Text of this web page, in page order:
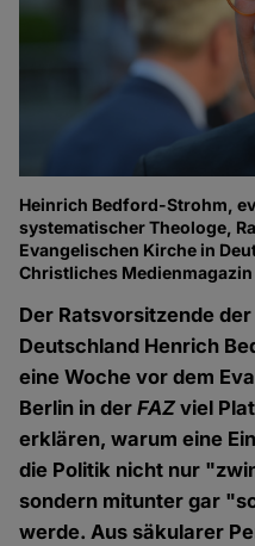
Heinrich Bedford-Strohm,
systematischer Theologe,
Evangelischen Kirche in
Christliches Medienmagazin
Der Ratsvorsitzende
Deutschland Henrich
eine Woche vor dem
Berlin in derFAZ viel
erklären, warum eine
die Politik nicht nur
sondern mitunter gar
werde. Aus säkularer